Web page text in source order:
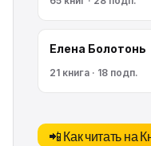
Елена Болотонь
21 книга · 18 подп.
📲 Как читать на